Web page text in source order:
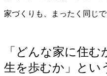
家づくりも、まったく同じで
「どんな家に住
生を歩むか」とい